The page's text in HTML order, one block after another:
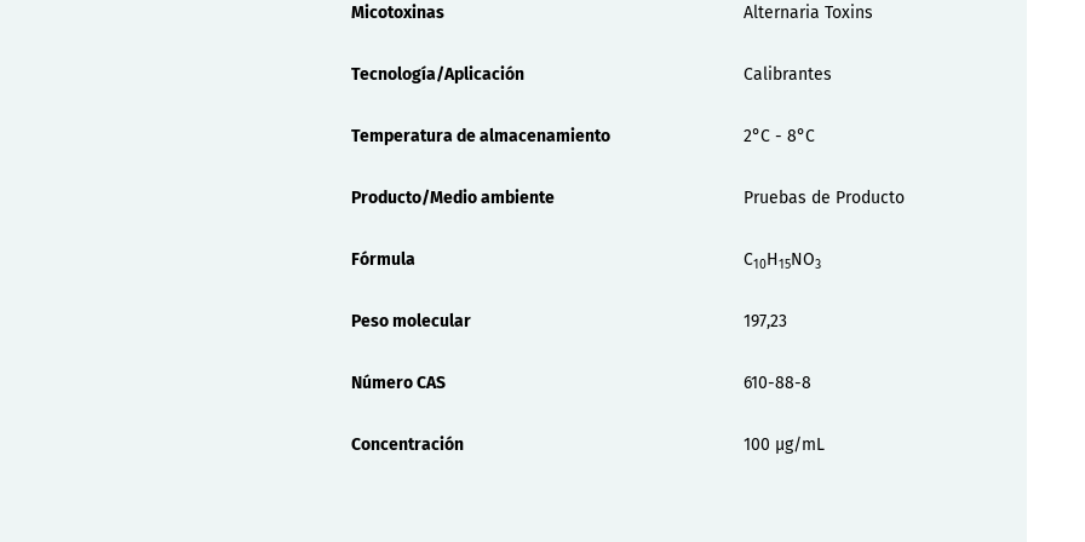
Micotoxinas Alternaria Toxins
Tecnología/Aplicación Calibrantes
Temperatura de almacenamiento 2°C - 8°C
Producto/Medio ambiente Pruebas de Producto
Fórmula C10H15NO3
Peso molecular 197,23
Número CAS 610-88-8
Concentración 100 µg/mL